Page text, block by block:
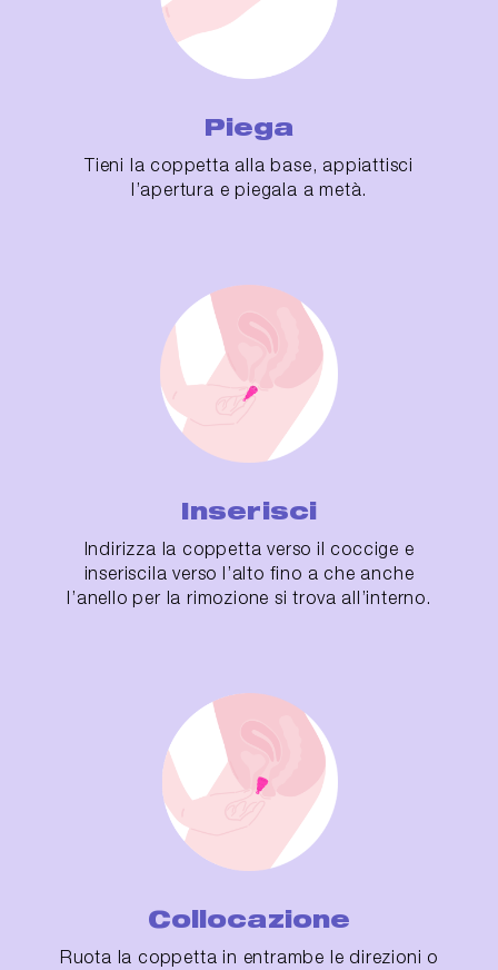
Piega
Tieni la coppetta alla base, appiattisci
l’apertura e piegala a metà.
Inserisci
Indirizza la coppetta verso il coccige e
inseriscila verso l’alto fino a che anche
l’anello per la rimozione si trova all’interno.
Collocazione
Ruota la coppetta in entrambe le direzioni o